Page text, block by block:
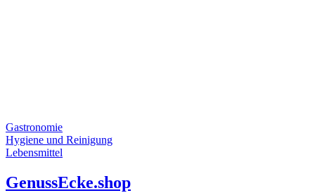
Gastronomie
Hygiene und Reinigung
Lebensmittel
GenussEcke.shop